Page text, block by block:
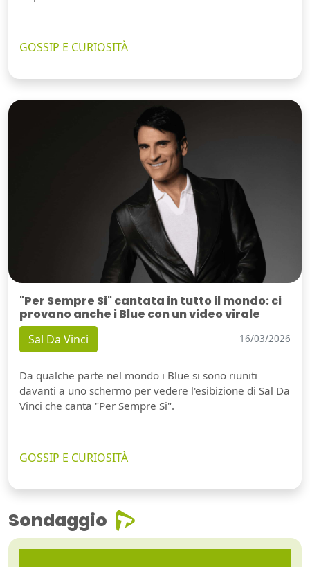
GOSSIP E CURIOSITÀ
"Per Sempre Si" cantata in tutto il mondo: ci
provano anche i Blue con un video virale
Sal Da Vinci 16/03/2026
Da qualche parte nel mondo i Blue si sono riuniti
davanti a uno schermo per vedere l'esibizione di Sal Da
Vinci che canta "Per Sempre Si".
GOSSIP E CURIOSITÀ
Sondaggio